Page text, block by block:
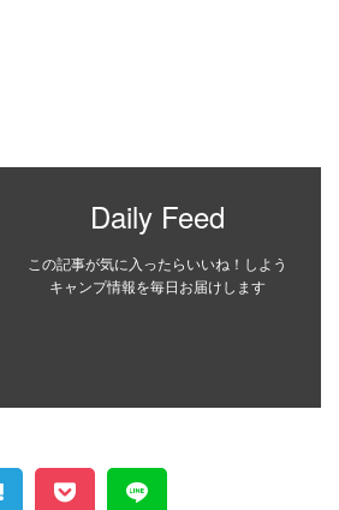
Daily Feed
この記事が気に入ったらいいね！しよう
キャンプ情報を毎日お届けします